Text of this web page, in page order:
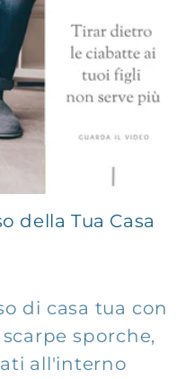
della Tua Casa
di casa tua con
sporche,
all'interno